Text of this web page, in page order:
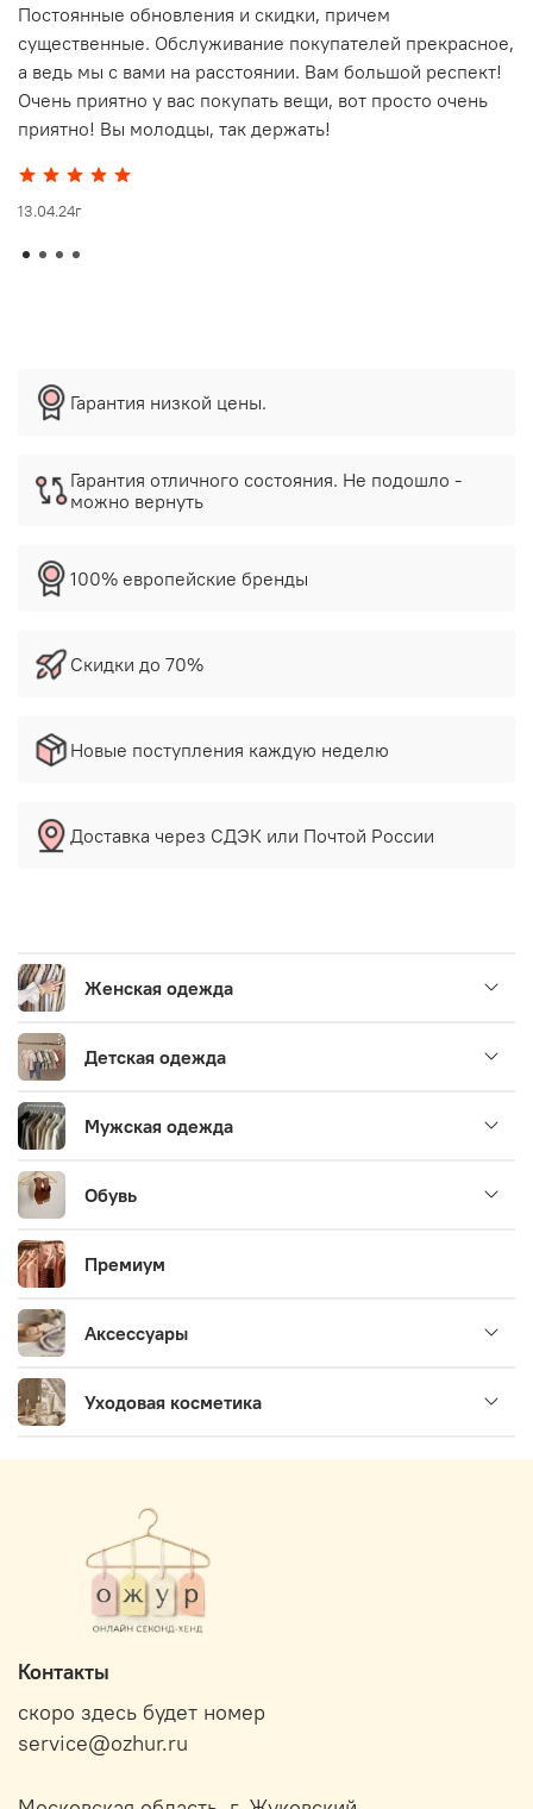
Постоянные обновления и скидки, причем
существенные. Обслуживание покупателей прекрасное,
а ведь мы с вами на расстоянии. Вам большой респект!
Очень приятно у вас покупать вещи, вот просто очень
приятно! Вы молодцы, так держать!
13.04.24г
Гарантия низкой цены.
Гарантия отличного состояния. Не подошло -
можно вернуть
100% европейские бренды
Скидки до 70%
Новые поступления каждую неделю
Доставка через СДЭК или Почтой России
Женская одежда
Детская одежда
Мужская одежда
Обувь
Премиум
Аксессуары
Уходовая косметика
Контакты
скоро здесь будет номер
service@ozhur.ru